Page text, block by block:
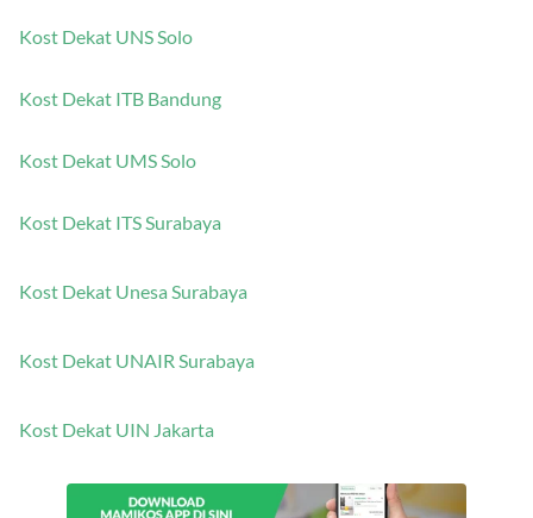
Kost Dekat UNS Solo
Kost Dekat ITB Bandung
Kost Dekat UMS Solo
Kost Dekat ITS Surabaya
Kost Dekat Unesa Surabaya
Kost Dekat UNAIR Surabaya
Kost Dekat UIN Jakarta